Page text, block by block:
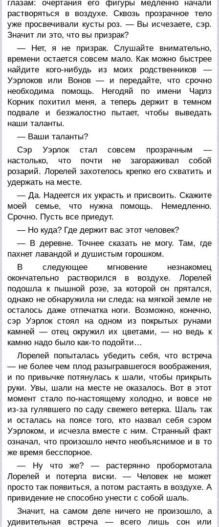
глазам: очертания его фигуры медленно начали
растворяться в воздухе. Сквозь прозрачное тело
уже просвечивали кусты роз. — Вы исчезаете, сэр.
Значит ли это, что вы призрак?
— Нет, я не призрак. Слушайте внимательно,
времени остается совсем мало. Как можно быстрее
найдите кого-нибудь из моих родственников —
Уэрлоков или Вонов — и передайте, что срочно
необходима помощь. Негодяй по имени Чарлз
Корник похитил меня, а теперь держит в темном
подвале и безжалостно пытает, чтобы выведать
наши таланты.
— Ваши таланты?
Сэр Уэрлок стал совсем прозрачным —
настолько, что почти не загораживал собой
розарий. Лорелей захотелось крепко его схватить и
удержать на месте.
— Да. Надеется их украсть и присвоить. Скажите
моей семье, что нужна помощь. Немедленно.
Срочно. Пусть все приедут.
— Но куда? Где держит вас этот человек?
— В деревне. Точнее сказать не могу. Там, где
пахнет лавандой и душистым горошком.
В следующее мгновение незнакомец
окончательно растворился в воздухе. Лорелей
подошла к пышной розе, за которой он прятался,
однако не обнаружила ни следа: на мягкой земле не
осталось даже отпечатка ноги. Возможно, конечно,
сэр Уэрлок стоял на одном из покрытых рунами
камней — отец окружил их цветами, — но ведь к
камню надо было как-то подойти…
Лорелей попыталась убедить себя, что встреча
— не более чем плод разыгравшегося воображения,
и по привычке потянулась к шали, чтобы прикрыть
руки. Увы, шали на месте не оказалось. Вот в этот
момент стало по-настоящему холодно, и вовсе не
из-за гулявшего по саду свежего ветерка. Шаль так
и осталась на поясе того, кто назвал себя сэром
Уэрлоком, и исчезла вместе с ним. Странный факт
означал, что произошло нечто необъяснимое и в то
же время бесспорное.
— Ну что же? — растерянно пробормотала
Лорелей и потерла виски. — Человек не может
просто так появиться, а потом растаять в воздухе. А
привидение не способно унести с собой шаль.
Значит, на самом деле ничего не произошло, а
удивительная встреча — всего лишь сон или